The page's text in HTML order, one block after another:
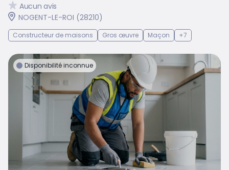
Aucun avis
NOGENT-LE-ROI (28210)
Constructeur de maisons Gros œuvre Maçon +7
Disponibilité inconnue